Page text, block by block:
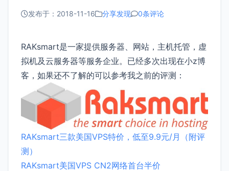
发布于：2018-11-16 分享发现 0条评论
RAKsmart是一家提供服务器、网站，主机托管，虚
拟机及云服务器等服务企业。已经多次出现在小z博
客，如果还不了解的可以参考我之前的评测：
RAKsmart三款美国VPS特价，低至9.9元/月（附评
测）
RAKsmart美国VPS CN2网络首台半价